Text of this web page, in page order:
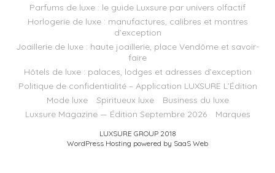
Parfums de luxe : le guide Luxsure par univers olfactif
Horlogerie de luxe : manufactures, calibres et montres
d’exception
Joaillerie de luxe : haute joaillerie, place Vendôme et savoir-
faire
Hôtels de luxe : palaces, lodges et adresses d’exception
Politique de confidentialité – Application LUXSURE L’Édition
Mode luxe
Spiritueux luxe
Business du luxe
Luxsure Magazine — Édition Septembre 2026
Marques
LUXSURE GROUP 2018
WordPress Hosting powered by SaaS Web